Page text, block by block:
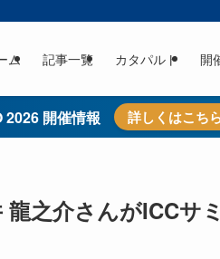
ム 記事一覧 カタパルト 開
2026 開催情報 詳しくはこち
之介さんがICCサ